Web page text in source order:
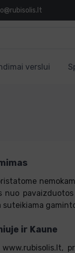
verslui
nuo
suteikiama
ir Kaune